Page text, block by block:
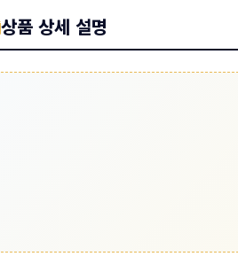
상품 상세 설명